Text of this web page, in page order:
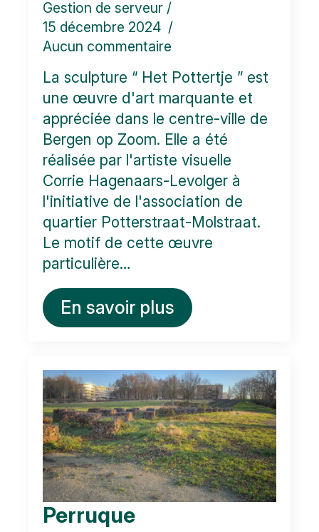
Gestion de serveur
15 décembre 2024
Aucun commentaire
La sculpture “ Het Pottertje ” est
une œuvre d'art marquante et
appréciée dans le centre-ville de
Bergen op Zoom. Elle a été
réalisée par l'artiste visuelle
Corrie Hagenaars-Levolger à
l'initiative de l'association de
quartier Potterstraat-Molstraat.
Le motif de cette œuvre
particulière…
En savoir plus
Perruque